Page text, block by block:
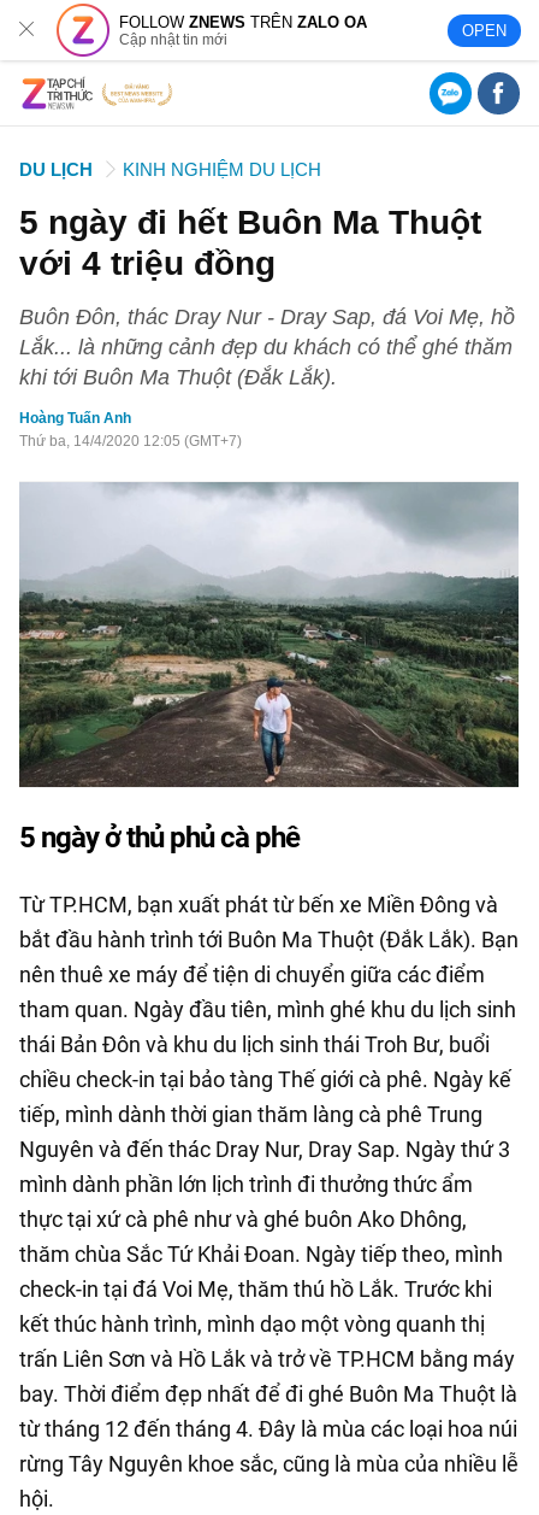
FOLLOWZNEWS TRÊNZALO OA
Cập nhật tin mới OPEN
DU LỊCH KINH NGHIỆM DU LỊCH
5 ngày đi hết Buôn Ma Thuột
với 4 triệu đồng
Buôn Đôn, thác Dray Nur - Dray Sap, đá Voi Mẹ, hồ
Lắk... là những cảnh đẹp du khách có thể ghé thăm
khi tới Buôn Ma Thuột (Đắk Lắk).
Hoàng Tuấn Anh
Thứ ba, 14/4/2020 12:05 (GMT+7)
5 ngày ở thủ phủ cà phê
Từ TP.HCM, bạn xuất phát từ bến xe Miền Đông và
bắt đầu hành trình tới Buôn Ma Thuột (Đắk Lắk). Bạn
nên thuê xe máy để tiện di chuyển giữa các điểm
tham quan. Ngày đầu tiên, mình ghé khu du lịch sinh
thái Bản Đôn và khu du lịch sinh thái Troh Bư, buổi
chiều check-in tại bảo tàng Thế giới cà phê. Ngày kế
tiếp, mình dành thời gian thăm làng cà phê Trung
Nguyên và đến thác Dray Nur, Dray Sap. Ngày thứ 3
mình dành phần lớn lịch trình đi thưởng thức ẩm
thực tại xứ cà phê như và ghé buôn Ako Dhông,
thăm chùa Sắc Tứ Khải Đoan. Ngày tiếp theo, mình
check-in tại đá Voi Mẹ, thăm thú hồ Lắk. Trước khi
kết thúc hành trình, mình dạo một vòng quanh thị
trấn Liên Sơn và Hồ Lắk và trở về TP.HCM bằng máy
bay. Thời điểm đẹp nhất để đi ghé Buôn Ma Thuột là
từ tháng 12 đến tháng 4. Đây là mùa các loại hoa núi
rừng Tây Nguyên khoe sắc, cũng là mùa của nhiều lễ
hội.